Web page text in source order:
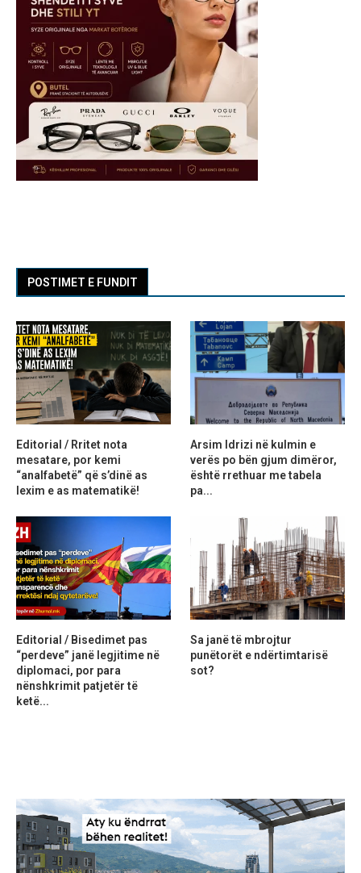
POSTIMET E FUNDIT
Editorial / Rritet nota
mesatare, por kemi
“analfabetë” që s’dinë as
lexim e as matematikë!
Arsim Idrizi në kulmin e
verës po bën gjum dimëror,
është rrethuar me tabela
pa...
Editorial / Bisedimet pas
“perdeve” janë legjitime në
diplomaci, por para
nënshkrimit patjetër të
ketë...
Sa janë të mbrojtur
punëtorët e ndërtimtarisë
sot?